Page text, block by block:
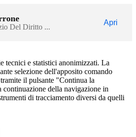
Del Diritto ...
Apri
tecnici e statistici anonimizzati. La
selezione dell'apposito comando
il pulsante "Continua la
della navigazione in
di tracciamento diversi da quelli